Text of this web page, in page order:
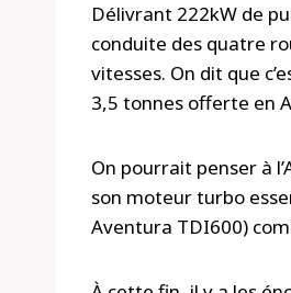
Délivrant 222kW de
conduite des quatre
vitesses. On dit que
3,5 tonnes offerte en
On pourrait penser à
son moteur turbo
Aventura TDI600)